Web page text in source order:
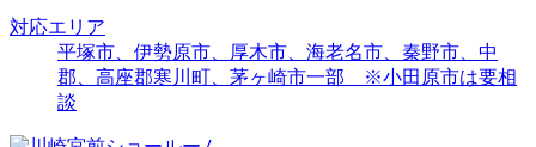
対応エリア
平塚市、伊勢原市、厚木市、海老名市、秦野市、中
郡、高座郡寒川町、茅ヶ崎市一部 ※小田原市は要相
談